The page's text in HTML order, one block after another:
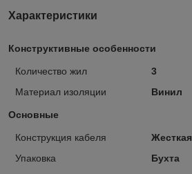
Характеристики
Конструктивные особенности
Количество жил
3
Материал изоляции
Винил
Основные
Конструкция кабеля
Жесткая
Упаковка
Бухта